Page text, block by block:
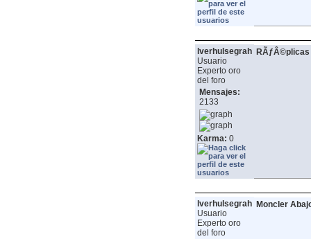
lverhulsegrah
Usuario
Experto oro
del foro
Mensajes:
2133
Karma: 0
lverhulsegrah
Usuario
Experto oro
del foro
Moncler